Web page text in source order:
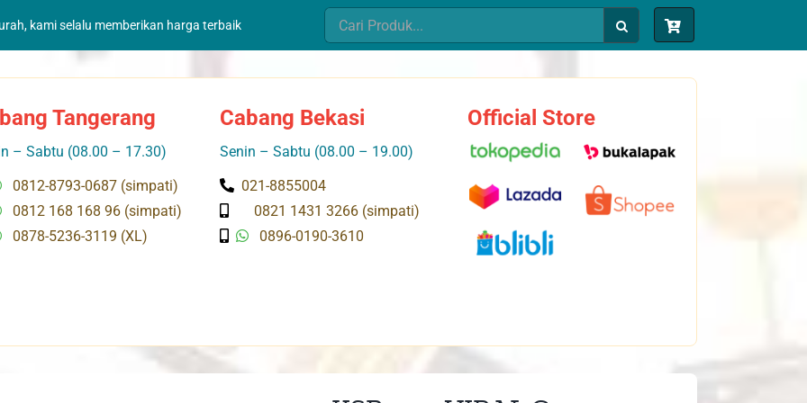
kami selalu memberikan harga terbaik
Search
for:
Tangerang
– Sabtu (08.00 – 17.30)
0812-8793-0687 (simpati)
0812 168 168 96 (simpati)
0878-5236-3119 (XL)
Cabang Bekasi
Senin – Sabtu (08.00 – 19.00)
021-8855004
0821 1431 3266 (simpati)
0896-0190-3610
Official Store